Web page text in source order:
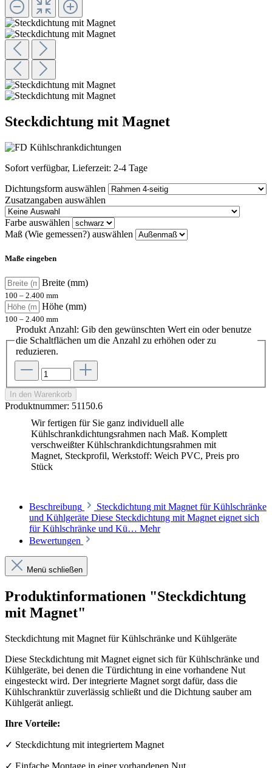
Steckdichtung mit Magnet
Sofort verfügbar, Lieferzeit: 2-4 Tage
Dichtungsform auswählen
Zusatzangaben auswählen
Farbe auswählen
Maß (Wie gemessen?) auswählen
Maße eingeben
Breite (mm)
100 – 2.400 mm
Höhe (mm)
100 – 2.400 mm
Produkt Anzahl: Gib den gewünschten Wert ein oder benutze
die Schaltflächen um die Anzahl zu erhöhen oder zu
reduzieren.
In den Warenkorb
Produktnummer: 51150.6
Wir fertigen für Sie ganz individuell alle
Kühlschrankdichtungsrahmen nach Maß. Komplett
verschweißter Kühlschrankdichtungsrahmen mit
Magnet, Steckprofil, Werkstoff: Weich PVC, Preis pro
Stück
Beschreibung
Steckdichtung mit Magnet für Kühlschränke
und Kühlgeräte Diese Steckdichtung mit Magnet eignet sich
für Kühlschränke und Kü… Mehr
Bewertungen
Menü schließen
Produktinformationen "Steckdichtung
mit Magnet"
Steckdichtung mit Magnet für Kühlschränke und Kühlgeräte
Diese Steckdichtung mit Magnet eignet sich für Kühlschränke und
Kühlgeräte, bei denen die Türdichtung in eine vorhandene Nut
eingesteckt wird. Der integrierte Magnet sorgt dafür, dass die
Kühlschranktür zuverlässig schließt und die Dichtung sauber am
Kühlgerät anliegt.
Ihre Vorteile:
✓ Steckdichtung mit integriertem Magnet
✓ Einfache Montage in einer vorhandenen Nut